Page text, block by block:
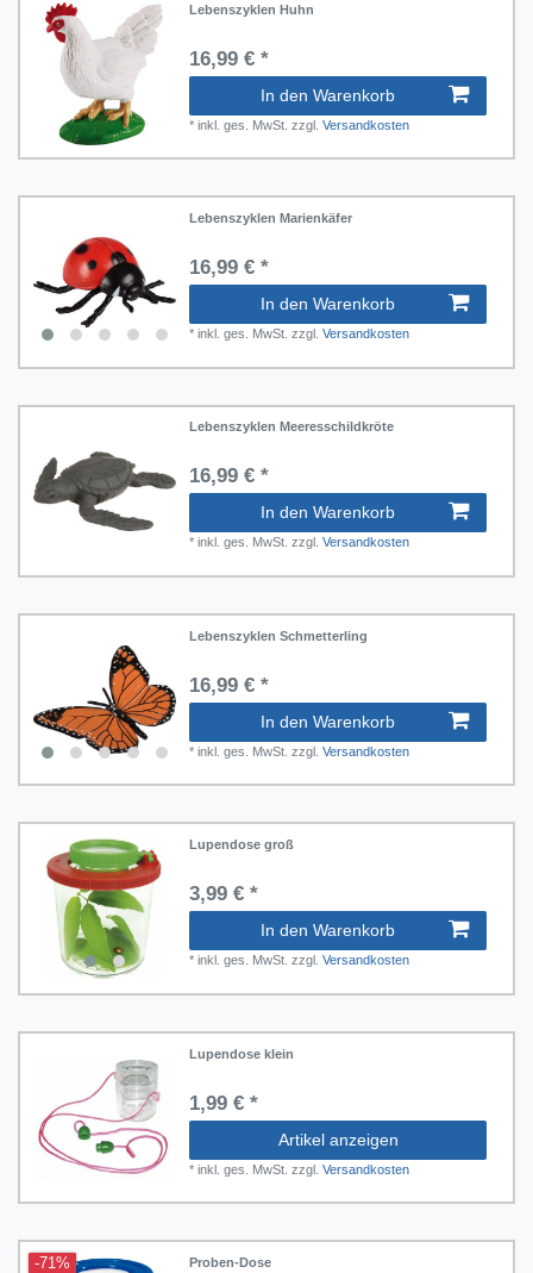
Lebenszyklen Huhn
16,99 € *
In den Warenkorb
* inkl. ges. MwSt. zzgl. Versandkosten
Lebenszyklen Marienkäfer
16,99 € *
In den Warenkorb
* inkl. ges. MwSt. zzgl. Versandkosten
Lebenszyklen Meeresschildkröte
16,99 € *
In den Warenkorb
* inkl. ges. MwSt. zzgl. Versandkosten
Lebenszyklen Schmetterling
16,99 € *
In den Warenkorb
* inkl. ges. MwSt. zzgl. Versandkosten
Lupendose groß
3,99 € *
In den Warenkorb
* inkl. ges. MwSt. zzgl. Versandkosten
Lupendose klein
1,99 € *
Artikel anzeigen
* inkl. ges. MwSt. zzgl. Versandkosten
-71% Proben-Dose